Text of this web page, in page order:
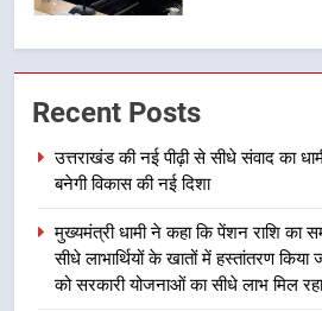
1
उत्तराखंड
मुख्यमंत्री धामी
समयबद्ध एवं
लाभार्थियों के
Recent Posts
उत्तराखंड की नई पीढ़ी से सीधे संवाद का
बनेगी विकास की नई दिशा
मुख्यमंत्री धामी ने कहा कि पेंशन राशि का
सीधे लाभार्थियों के खातों में हस्तांतरण किया
को सरकारी योजनाओं का सीधे लाभ मिल